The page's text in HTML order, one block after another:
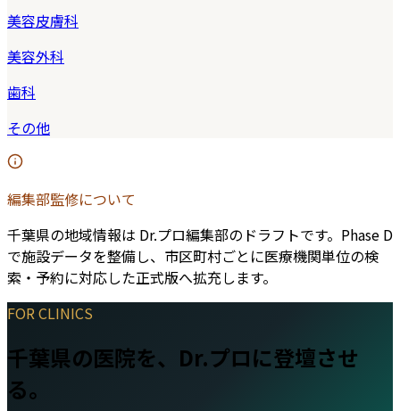
美容皮膚科
美容外科
歯科
その他
編集部監修について
千葉県の地域情報は Dr.プロ編集部のドラフトです。Phase D
で施設データを整備し、市区町村ごとに医療機関単位の検
索・予約に対応した正式版へ拡充します。
FOR CLINICS
千葉県の医院を、Dr.プロに登壇させ
る。